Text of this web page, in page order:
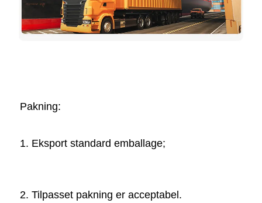
Pakning:
1. Eksport standard emballage;
2. Tilpasset pakning er acceptabel.